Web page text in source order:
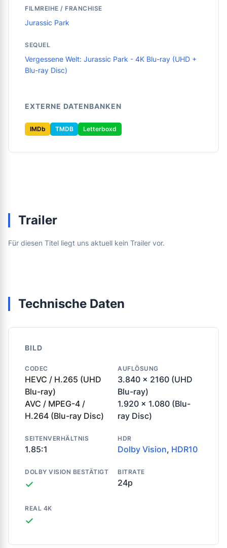
FILMREIHE / FRANCHISE
Jurassic Park
SEQUEL
Vergessene Welt: Jurassic Park - 4K Blu-ray (UHD +
Blu-ray Disc)
EXTERNE DATENBANKEN
IMDb TMDB Letterboxd
Trailer
Für diesen Titel liegt uns aktuell kein Trailer vor.
Technische Daten
BILD
CODEC
HEVC / H.265 (UHD
Blu-ray)
AVC / MPEG-4 /
H.264 (Blu-ray Disc)
AUFLÖSUNG
3.840 x 2160 (UHD
Blu-ray)
1.920 x 1.080 (Blu-
ray Disc)
SEITENVERHÄLTNIS
1.85:1
HDR
Dolby Vision, HDR10
DOLBY VISION BESTÄTIGT
✓
BITRATE
24p
REAL 4K
✓